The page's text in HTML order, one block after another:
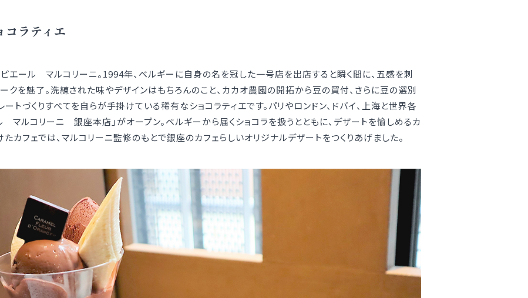
ラティエ
エール マルコリーニ。1994年、ベルギーに自身の名を冠した一号店を出店すると瞬く間に、五感を刺
クを魅了。洗練された味やデザインはもちろんのこと、カカオ農園の開拓から豆の買付、さらに豆の選別
トづくりすべてを自らが手掛けている稀有なショコラティエです。パリやロンドン、ドバイ、上海と世界各
マルコリーニ 銀座本店」がオープン。ベルギーから届くショコラを扱うとともに、デザートを愉しめるカ
カフェでは、マルコリーニ監修のもとで銀座のカフェらしいオリジナルデザートをつくりあげました。